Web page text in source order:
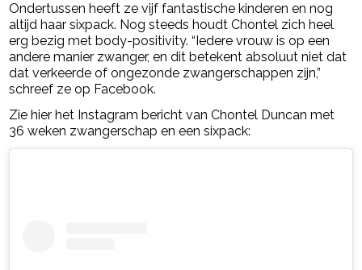
Ondertussen heeft ze vijf fantastische kinderen en nog
altijd haar sixpack. Nog steeds houdt Chontel zich heel
erg bezig met body-positivity. “Iedere vrouw is op een
andere manier zwanger, en dit betekent absoluut niet dat
dat verkeerde of ongezonde zwangerschappen zijn,”
schreef ze op Facebook.
Zie hier het Instagram bericht van Chontel Duncan met
36 weken zwangerschap en een sixpack: